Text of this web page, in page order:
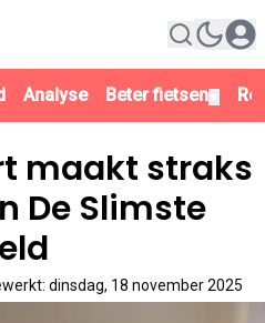
Analyse Beter fietsen
maakt straks
De Slimste
: dinsdag, 18 november 2025